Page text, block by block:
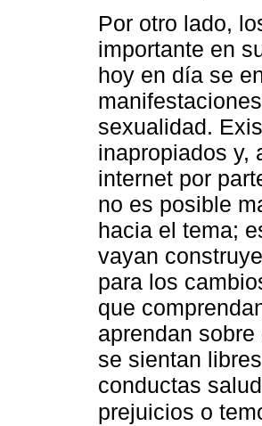
Por otro lado,
importante en
hoy en día se
sexualidad.
inapropiados y,
internet por
no es posible
hacia el tema;
vayan
para los
que
aprendan
se sientan
conductas
prejuicios o